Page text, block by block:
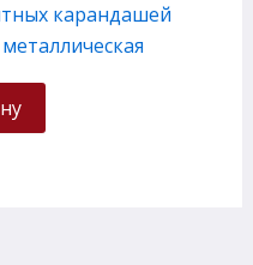
карандашей